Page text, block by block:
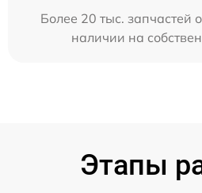
Более 20 тыс. запчастей
наличии на
Этапы